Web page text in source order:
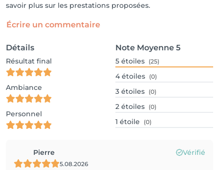
savoir plus sur les prestations proposées.
Écrire un commentaire
Détails
Résultat final
Ambiance
Personnel
Note Moyenne 5
5 étoiles (25)
4 étoiles (0)
3 étoiles (0)
2 étoiles (0)
1 étoile (0)
Pierre Vérifié
5.08.2026